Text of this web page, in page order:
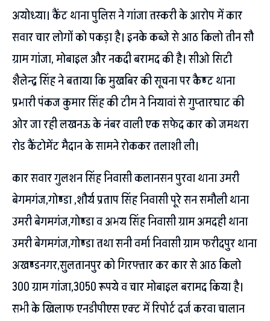
अयोध्या। कैंट थाना पुलिस ने गांजा तस्करी के आरोप में कार
सवार चार लोगों को पकड़ा है। इनके कब्जे से आठ किलो तीन सौ
ग्राम गांजा, मोबाइल और नकदी बरामद की है। सीओ सिटी
शैलेन्द्र सिंह ने बताया कि मुखबिर की सूचना पर कैण्ट थाना
प्रभारी पंकज कुमार सिंह की टीम ने नियावां से गुप्तारघाट की
ओर जा रही लखनऊ के नंबर वाली एक सफेद कार को जमथरा
रोड कैंटोमेंट मैदान के सामने रोककर तलाशी ली।
कार सवार गुलशन सिंह निवासी कलानसन पुरवा थाना उमरी
बेगमगंज,गोण्डा ,शौर्य प्रताप सिंह निवासी पूरे सन समौली थाना
उमरी बेगमगंज,गोण्डा व अभय सिंह निवासी ग्राम अमदही थाना
उमरी बेगमगंज,गोण्डा तथा सनी वर्मा निवासी ग्राम फरीदपुर थाना
अखण्डनगर,सुलतानपुर को गिरफ्तार कर कार से आठ किलो
300 ग्राम गांजा,3050 रूपये व चार मोबाइल बरामद किया है।
सभी के खिलाफ एनडीपीएस एक्ट में रिपोर्ट दर्ज करवा चालान